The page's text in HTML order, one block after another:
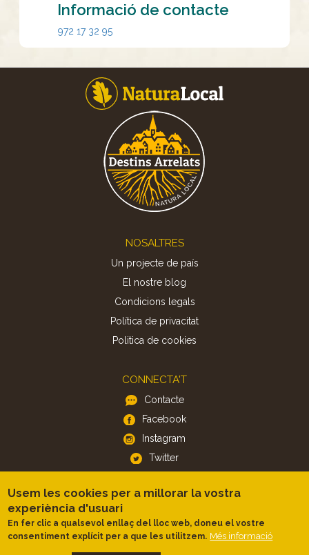
Informació de contacte
972 17 32 95
NOSALTRES
Un projecte de país
El nostre blog
Condicions legals
Política de privacitat
Politica de cookies
CONNECTA'T
Contacte
Facebook
Instagram
Twitter
APP
iOS
Android
Usem les cookies per a millorar la vostra
experiència d'usuari
En fer clic a qualsevol enllaç del lloc web, doneu el vostre
consentiment explícit per a que les utilitzem. Més informació